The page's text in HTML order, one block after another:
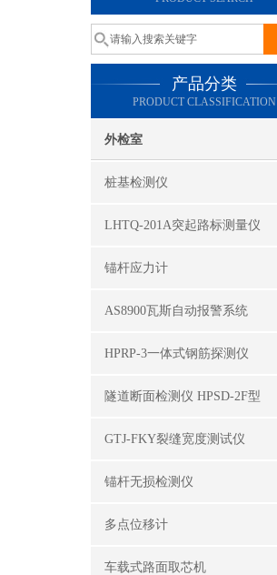
产品分类
PRODUCT CLASSIFICATION
外检室
桩基检测仪
LHTQ-201A突起路标测量仪
锚杆应力计
AS8900瓦斯自动报警系统
HPRP-3一体式钢筋探测仪
隧道断面检测仪 HPSD-2F型
GTJ-FKY裂缝宽度测试仪
锚杆无损检测仪
多点位移计
车载式路面取芯机